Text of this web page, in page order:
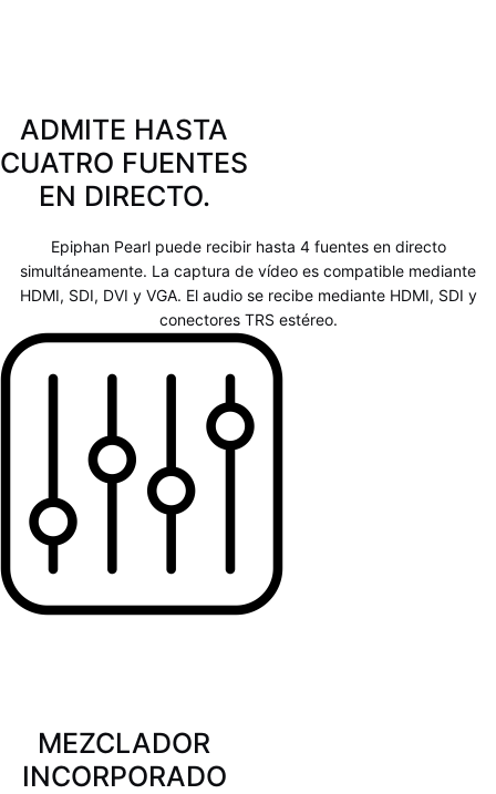
ADMITE HASTA
CUATRO FUENTES
EN DIRECTO.
Epiphan Pearl puede recibir hasta 4 fuentes en directo
simultáneamente. La captura de vídeo es compatible mediante
HDMI, SDI, DVI y VGA. El audio se recibe mediante HDMI, SDI y
conectores TRS estéreo.
MEZCLADOR
INCORPORADO